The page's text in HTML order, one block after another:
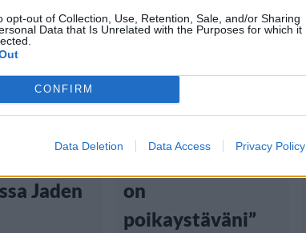
opt-out of Collection, Use, Retention, Sale, and/or Sharing
Data that Is Unrelated with the Purposes for which it
CONFIRM
Data Deletion Data Access Privacy Policy
Jaden
Viihdeuutiset
Will Smithin
on
poikaystäväni”